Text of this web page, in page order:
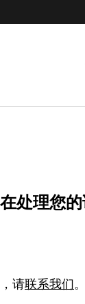
处理您的
请联系我们 。